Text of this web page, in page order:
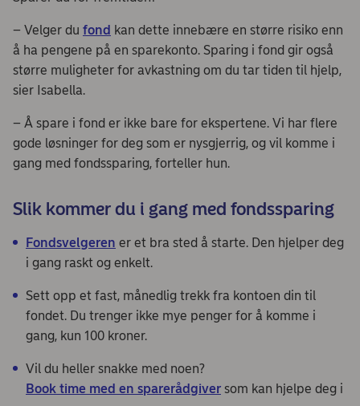
– Velger du fond kan dette innebære en større risiko enn
å ha pengene på en sparekonto. Sparing i fond gir også
større muligheter for avkastning om du tar tiden til hjelp,
sier Isabella.
– Å spare i fond er ikke bare for ekspertene. Vi har flere
gode løsninger for deg som er nysgjerrig, og vil komme i
gang med fondssparing, forteller hun.
Slik kommer du i gang med fondssparing
Fondsvelgeren er et bra sted å starte. Den hjelper deg
i gang raskt og enkelt.
Sett opp et fast, månedlig trekk fra kontoen din til
fondet. Du trenger ikke mye penger for å komme i
gang, kun 100 kroner.
Vil du heller snakke med noen?
Book time med en sparerådgiver som kan hjelpe deg i